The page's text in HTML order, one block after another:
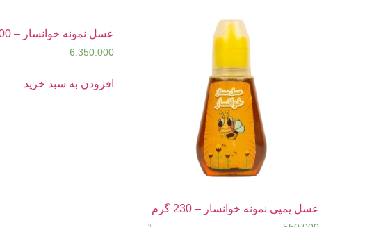
عسل پمپی نمونه خوانسار – 230 گرم
عسل نمونه خوانسار – 3000 گرم
6.350.000
افزودن به سبد خرید